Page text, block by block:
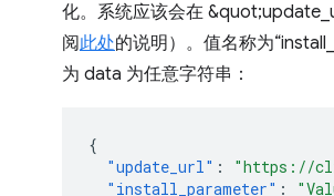
化。系统应该会在
阅此处的说明）。值名称为
为 data 为任意字符串：
{
"update_url" :
"https://
"install_parameter" :